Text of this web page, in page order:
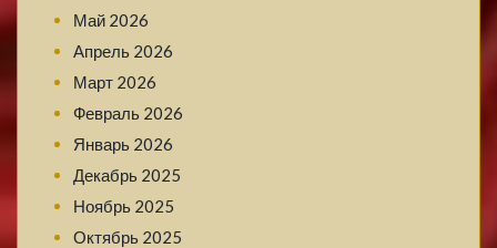
Май 2026
Апрель 2026
Март 2026
Февраль 2026
Январь 2026
Декабрь 2025
Ноябрь 2025
Октябрь 2025